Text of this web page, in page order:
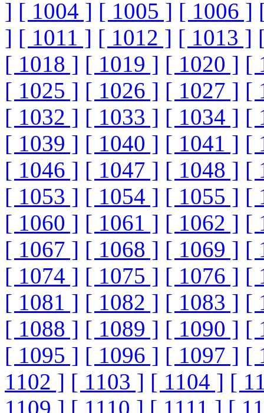
] [ 1004 ] [ 1005 ] [ 1006 ]
] [ 1011 ] [ 1012 ] [ 1013 ]
[ 1018 ] [ 1019 ] [ 1020 ] [
[ 1025 ] [ 1026 ] [ 1027 ] [
[ 1032 ] [ 1033 ] [ 1034 ] [
[ 1039 ] [ 1040 ] [ 1041 ] [
[ 1046 ] [ 1047 ] [ 1048 ] [
[ 1053 ] [ 1054 ] [ 1055 ] [
[ 1060 ] [ 1061 ] [ 1062 ] [
[ 1067 ] [ 1068 ] [ 1069 ] [
[ 1074 ] [ 1075 ] [ 1076 ] [
[ 1081 ] [ 1082 ] [ 1083 ] [
[ 1088 ] [ 1089 ] [ 1090 ] [
[ 1095 ] [ 1096 ] [ 1097 ] [
1102 ] [ 1103 ] [ 1104 ] [